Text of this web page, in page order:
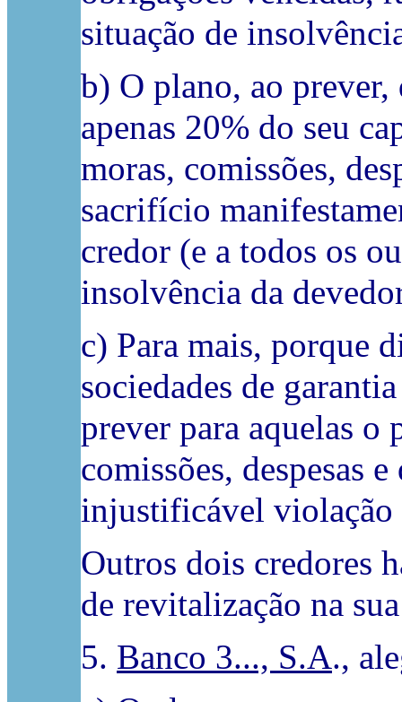
situação de
b) O plano, ao prever,
apenas 20% do seu
moras, comissões,
sacrifício
credor (e a todos os
insolvência da
c) Para mais, porque
sociedades de
prever para aquelas o
comissões, despesas
injustificável violação
Outros dois credores
de revitalização na
5. Banco 3..., S.A.,